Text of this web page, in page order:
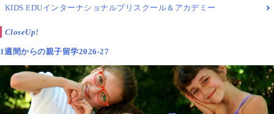
KIDS EDUインターナショナルプリスクール＆アカデミー
CloseUp!
1週間からの親子留学2026-27